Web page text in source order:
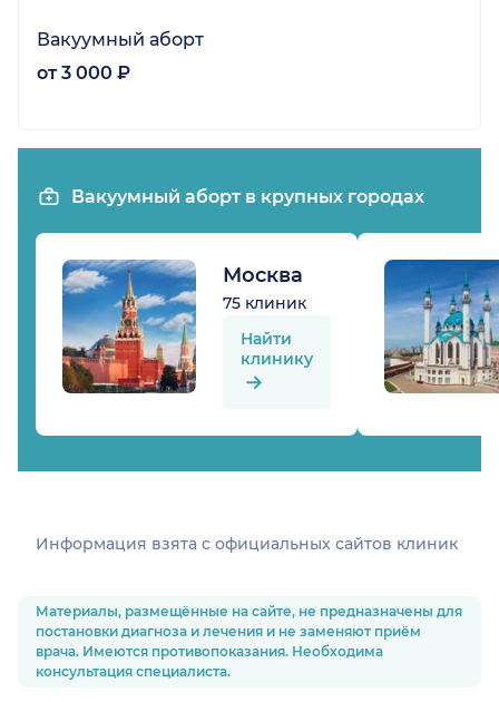
Вакуумный аборт
от 3 000 ₽
Вакуумный аборт в крупных городах
Москва
75 клиник
Найти
клинику
Информация взята c официальных сайтов клиник
Материалы, размещённые на сайте, не предназначены для
постановки диагноза и лечения и не заменяют приём
врача. Имеются противопоказания. Необходима
консультация специалиста.